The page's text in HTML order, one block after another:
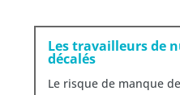
Les travailleurs de
décalés
Le risque de manque